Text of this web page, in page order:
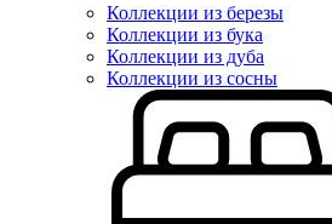
Коллекции из березы
Коллекции из бука
Коллекции из дуба
Коллекции из сосны